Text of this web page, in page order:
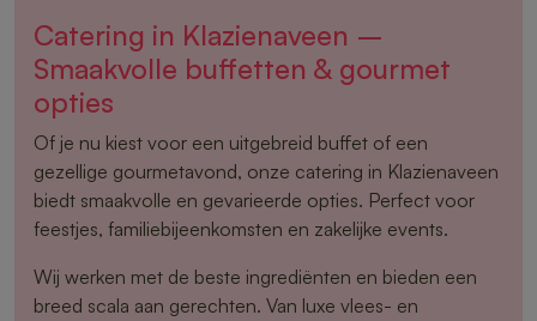
Catering in Klazienaveen –
Smaakvolle buffetten & gourmet
opties
Of je nu kiest voor een uitgebreid buffet of een
gezellige gourmetavond, onze catering in Klazienaveen
biedt smaakvolle en gevarieerde opties. Perfect voor
feestjes, familiebijeenkomsten en zakelijke events.
Wij werken met de beste ingrediënten en bieden een
breed scala aan gerechten. Van luxe vlees- en